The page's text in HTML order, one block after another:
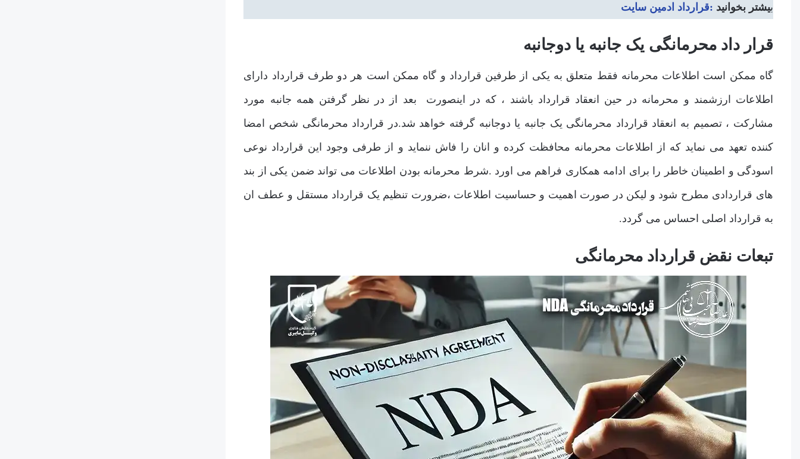
بیشتر بخوانید :قرارداد ادمین سایت
قرار داد محرمانگی یک جانبه یا دوجانبه
گاه ممکن است اطلاعات محرمانه فقط متعلق به یکی از طرفین قرارداد و گاه ممکن است هر دو طرف قرارداد دارای
اطلاعات ارزشمند و محرمانه در حین انعقاد قرارداد باشند ، که در اینصورت بعد از در نظر گرفتن همه جانبه مورد
مشارکت ، تصمیم به انعقاد قرارداد محرمانگی یک جانبه یا دوجانبه گرفته خواهد شد.در قرارداد محرمانگی شخص امضا
کننده تعهد می نماید که از اطلاعات محرمانه محافظت کرده و انان را فاش ننماید و از طرفی وجود این قرارداد نوعی
اسودگی و اطمینان خاطر را برای ادامه همکاری فراهم می اورد .شرط محرمانه بودن اطلاعات می تواند ضمن یکی از بند
های قراردادی مطرح شود و لیکن در صورت اهمیت و حساسیت اطلاعات ،ضرورت تنظیم یک قرارداد مستقل و عطف ان
به قرارداد اصلی احساس می گردد.
تبعات نقض قرارداد محرمانگی